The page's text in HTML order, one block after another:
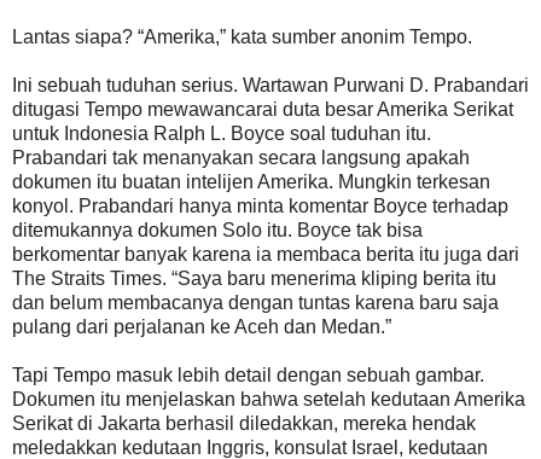
Lantas siapa? “Amerika,” kata sumber anonim Tempo.
Ini sebuah tuduhan serius. Wartawan Purwani D. Prabandari
ditugasi Tempo mewawancarai duta besar Amerika Serikat
untuk Indonesia Ralph L. Boyce soal tuduhan itu.
Prabandari tak menanyakan secara langsung apakah
dokumen itu buatan intelijen Amerika. Mungkin terkesan
konyol. Prabandari hanya minta komentar Boyce terhadap
ditemukannya dokumen Solo itu. Boyce tak bisa
berkomentar banyak karena ia membaca berita itu juga dari
The Straits Times. “Saya baru menerima kliping berita itu
dan belum membacanya dengan tuntas karena baru saja
pulang dari perjalanan ke Aceh dan Medan.”
Tapi Tempo masuk lebih detail dengan sebuah gambar.
Dokumen itu menjelaskan bahwa setelah kedutaan Amerika
Serikat di Jakarta berhasil diledakkan, mereka hendak
meledakkan kedutaan Inggris, konsulat Israel, kedutaan